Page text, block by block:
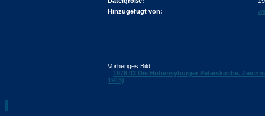
Hinzugefügt von:
Vorheriges Bild:
1976 03 Die Hohensyburger Peterskirche.
1913)